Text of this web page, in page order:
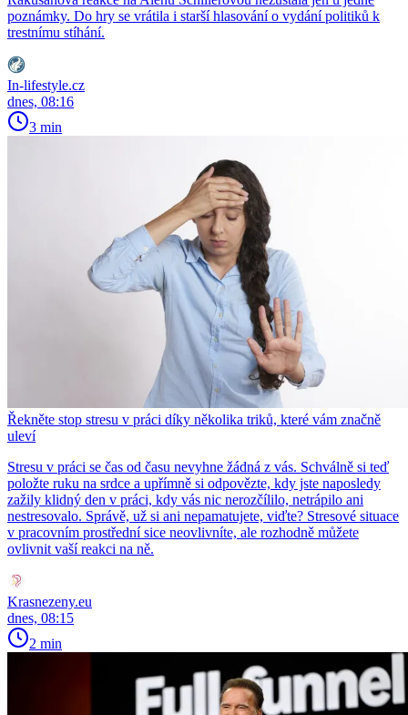
poznámky. Do hry se vrátila i starší hlasování o vydání politiků k
trestnímu stíhání.
In-lifestyle.cz
dnes, 08:16
3 min
Řekněte stop stresu v práci díky několika triků, které vám značně
uleví
Stresu v práci se čas od času nevyhne žádná z vás. Schválně si teď
položte ruku na srdce a upřímně si odpovězte, kdy jste naposledy
zažily klidný den v práci, kdy vás nic nerozčílilo, netrápilo ani
nestresovalo. Správě, už si ani nepamatujete, viďte? Stresové situace
v pracovním prostřední sice neovlivníte, ale rozhodně můžete
ovlivnit vaší reakci na ně.
Krasnezeny.eu
dnes, 08:15
2 min